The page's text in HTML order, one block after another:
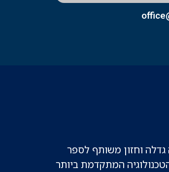
גדלה וחזון משותף לספר
המתקדמת ביותר